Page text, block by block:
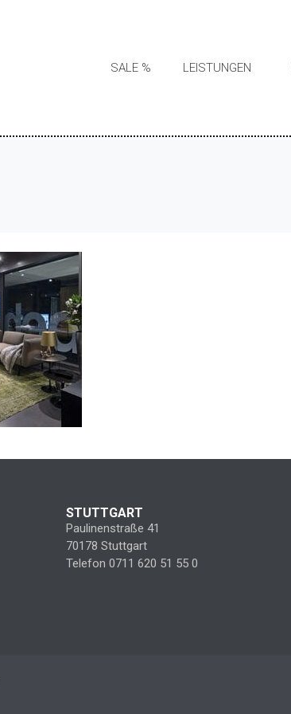
SALE % LEISTUNGEN
STUTTGART
Paulinenstraße 41
70178 Stuttgart
Telefon 0711 620 51 55 0